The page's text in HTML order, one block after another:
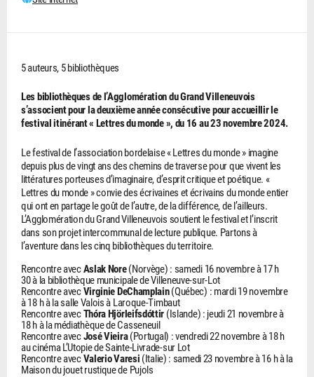
5 auteurs, 5 bibliothèques
Les bibliothèques de l’Agglomération du Grand Villeneuvois
s’associent pour la deuxième année consécutive pour accueillir le
festival itinérant « Lettres du monde », du 16 au 23 novembre 2024.
Le festival de l’association bordelaise « Lettres du monde » imagine
depuis plus de vingt ans des chemins de traverse pour que vivent les
littératures porteuses d’imaginaire, d’esprit critique et poétique. «
Lettres du monde » convie des écrivaines et écrivains du monde entier
qui ont en partage le goût de l’autre, de la différence, de l’ailleurs.
L’Agglomération du Grand Villeneuvois soutient le festival et l’inscrit
dans son projet intercommunal de lecture publique. Partons à
l’aventure dans les cinq bibliothèques du territoire.
Rencontre avecAslak Nore(Norvège) : samedi 16 novembre à 17 h
30 à la bibliothèque municipale de Villeneuve-sur-Lot
Rencontre avecVirginie DeChamplain(Québec) : mardi 19 novembre
à 18 h à la salle Valois à Laroque-Timbaut
Rencontre avecThóra Hjörleifsdóttir (Islande) : jeudi 21 novembre à
18 h à la médiathèque de Casseneuil
Rencontre avecJosé Vieira(Portugal) : vendredi 22 novembre à 18 h
au cinéma L’Utopie de Sainte-Livrade-sur Lot
Rencontre avecValerio Varesi (Italie) : samedi 23 novembre à 16 h à la
Maison du jouet rustique de Pujols